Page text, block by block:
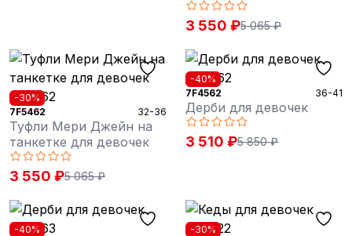
3 550 ₽5 065 ₽
-30%
7F5462
32-36
Туфли Мери Джейн на
танкетке для девочек
3 550 ₽5 065 ₽
-40%
7F4562
36-41
Дерби для девочек
3 510 ₽5 850 ₽
-40%
-30%